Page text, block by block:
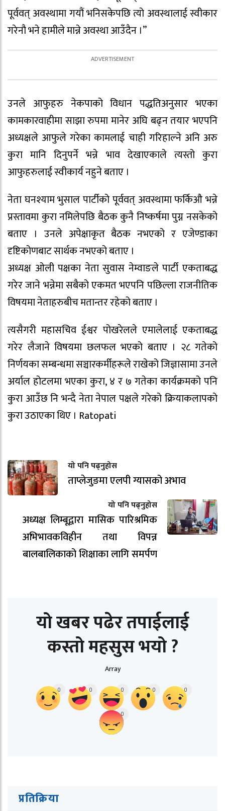
पूर्ववत् अवस्थामा गयौं भनिसकेपछि त्यो अवस्थालाई स्वीकार
गरेनौ भने हामीले मान्ने अवस्था आउँदैन ।”
उनले आफुहरु नेकपाको विधान पद्धतिअनुसार भएका
कामकारवाहीमा साझा रुपमा मानेर अघि बढ्न तयार भएपनि
अध्यक्षले आफुले गरेका कामलाई चाही गरिहाल्ने अनि अरु
कुरा मानि दिनुपर्ने भन्ने भाव देखाएकाले त्यस्तो कुरा
आफुहरुलाई स्वीकार्य नहुने बताए ।
नेता घनश्याम भुसाल पार्टीको पूर्ववत् अवस्थामा फर्किऔ भन्ने
प्रस्तावमा कुरा नमिलेपछि बैठक कुनै निष्कर्षमा पुग्न नसकेको
बताए । उनले अपेक्षाकृत बैठक नभएको र एजेण्डाका
दृष्टिकोणबाट सार्थक नभएको बताए ।
अध्यक्ष ओली पक्षका नेता सुवास नेम्वाङले पार्टी एकताबद्ध
गरेर जाने भन्नेमा सबैको एकमत भएपनि पछिल्ला राजनीतिक
विषयमा नेताहरुबीच मतान्तर रहेको बताए ।
त्यसैगरी महासचिव ईश्वर पोखरेलले एमालेलाई एकताबद्ध
गरेर लैजाने विषयमा छलफल भएको बताए । २८ गतेको
निर्णयका सम्बन्धमा सञ्चारकर्मीहरूले राखेको जिज्ञासामा उनले
अर्याल होटलमा भएका कुरा, ४ र ७ गतेका कार्यक्रमको पनि
कुरा आउँछ नि भन्दै नेता नेपाल पक्षले गरेको क्रियाकलापको
कुरा उठाएका थिए । Ratopati
यो पनि पढ्नुहोस
ताप्लेजुङमा एलपी ग्यासको अभाव
यो पनि पढ्नुहोस
अध्यक्ष लिम्बूद्वारा मासिक पारिश्रमिक
अभिभावकविहीन तथा विपन्न
बालबालिकाको शिक्षाका लागि समर्पण
यो खबर पढेर तपाईलाई
कस्तो महसुस भयो ?
Array
0 0 0 0 0
0
प्रतिक्रिया